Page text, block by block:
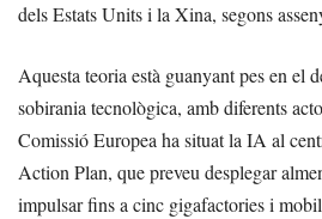
dels Estats Units i la Xina, segons
Aquesta teoria està guanyant pes en el
sobirania tecnològica, amb diferents
Comissió Europea ha situat la IA al
Action Plan, que preveu desplegar
impulsar fins a cinc gigafactories i